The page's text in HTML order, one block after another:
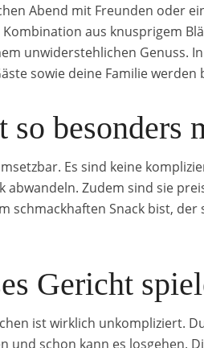
Abend mit Freunden oder
aus knusprigem
unwiderstehlichen Genuss.
sowie deine Familie werden
so besonders
Es sind keine
abwandeln. Zudem sind sie
schmackhaften Snack bist,
Gericht
ist wirklich unkompliziert.
und schon kann es losgehen.